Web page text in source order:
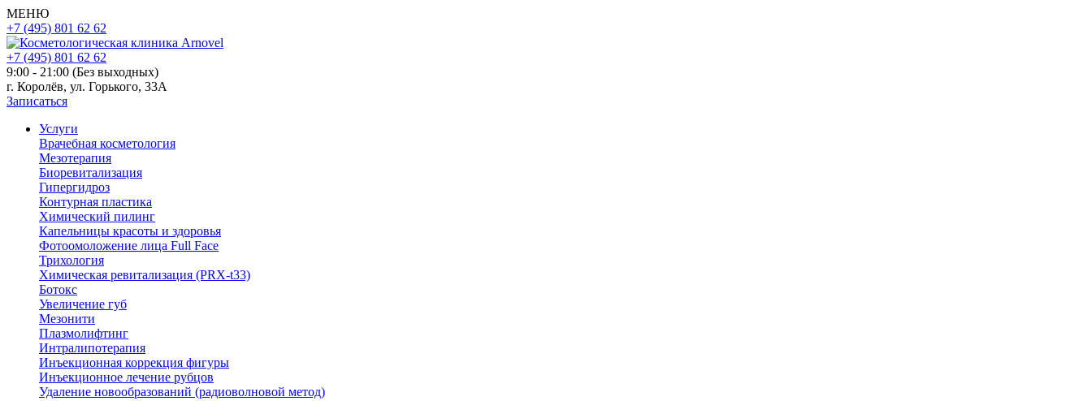
МЕНЮ
+7 (495) 801 62 62
+7 (495) 801 62 62
9:00 - 21:00 (Без выходных)
г. Королёв, ул. Горького, 33А
Записаться
Услуги
Врачебная косметология
Мезотерапия
Биоревитализация
Гипергидроз
Контурная пластика
Химический пилинг
Капельницы красоты и здоровья
Фотоомоложение лица Full Face
Трихология
Химическая ревитализация (PRX-t33)
Ботокс
Увеличение губ
Мезонити
Плазмолифтинг
Интралипотерапия
Инъекционная коррекция фигуры
Инъекционное лечение рубцов
Удаление новообразований (радиоволновой метод)